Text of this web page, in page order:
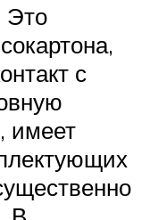
Это
с
имеет